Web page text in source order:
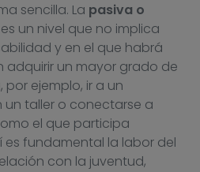
sencilla. La pasiva o
es un nivel que no implica
y en el que habrá
adquirir un mayor grado de
por ejemplo, ir a un
taller o conectarse a
el que participa
fundamental la labor del
con la juventud,